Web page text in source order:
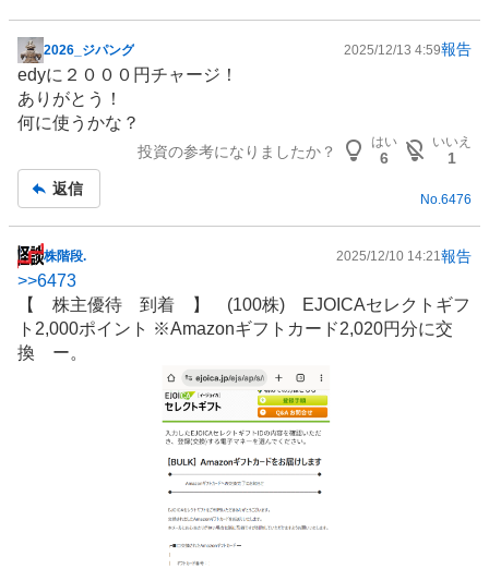
掲
示
板
記
2026_ジパング 2025/12/13 4:59報告
edyに２０００円チャージ！
ありがとう！
何に使うかな？
投資の参考になりましたか？
はい
6
いいえ
1
返信
No.6476
掲
示
板
記
事
株階段. 2025/12/10 14:21報告
>>6473
【 株主優待 到着 】 (100株) EJOICAセレクトギフ
ト2,000ポイント ※Amazonギフトカード2,020円分に交
換 ー。